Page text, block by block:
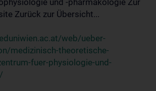
und -pharmakologie Zur
Zurück zur Übersicht...
web/ueber-
medizinisch-theoretische-
fuer-physiologie-und-